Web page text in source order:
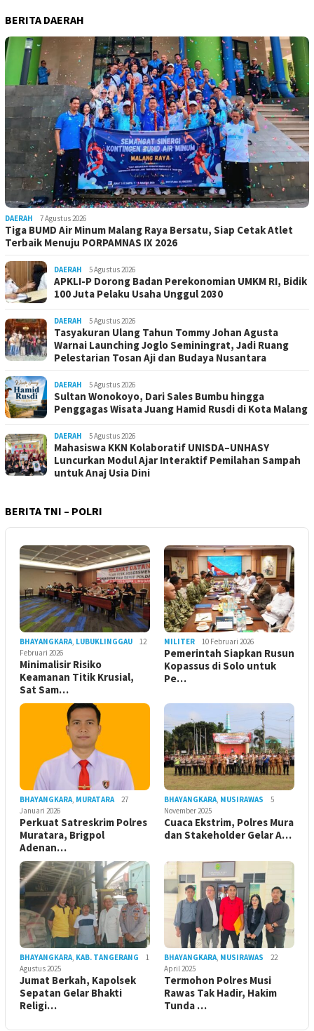
BERITA DAERAH
DAERAH 7 Agustus 2026
Tiga BUMD Air Minum Malang Raya Bersatu, Siap Cetak Atlet
Terbaik Menuju PORPAMNAS IX 2026
DAERAH 5 Agustus 2026
APKLI-P Dorong Badan Perekonomian UMKM RI, Bidik
100 Juta Pelaku Usaha Unggul 2030
DAERAH 5 Agustus 2026
Tasyakuran Ulang Tahun Tommy Johan Agusta
Warnai Launching Joglo Seminingrat, Jadi Ruang
Pelestarian Tosan Aji dan Budaya Nusantara
DAERAH 5 Agustus 2026
Sultan Wonokoyo, Dari Sales Bumbu hingga
Penggagas Wisata Juang Hamid Rusdi di Kota Malang
DAERAH 5 Agustus 2026
Mahasiswa KKN Kolaboratif UNISDA–UNHASY
Luncurkan Modul Ajar Interaktif Pemilahan Sampah
untuk Anaj Usia Dini
BERITA TNI – POLRI
BHAYANGKARA, LUBUKLINGGAU
12
Februari 2026
Minimalisir Risiko
Keamanan Titik Krusial,
Sat Sam…
MILITER 10 Februari 2026
Pemerintah Siapkan Rusun
Kopassus di Solo untuk
Pe…
BHAYANGKARA, MURATARA
27
Januari 2026
Perkuat Satreskrim Polres
Muratara, Brigpol
Adenan…
BHAYANGKARA, MUSIRAWAS
5
November 2025
Cuaca Ekstrim, Polres Mura
dan Stakeholder Gelar A…
BHAYANGKARA, KAB. TANGERANG
1
Agustus 2025
Jumat Berkah, Kapolsek
Sepatan Gelar Bhakti
Religi…
BHAYANGKARA, MUSIRAWAS
22
April 2025
Termohon Polres Musi
Rawas Tak Hadir, Hakim
Tunda …